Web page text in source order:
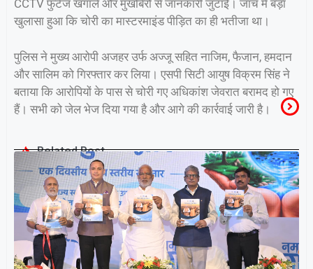
CCTV फुटेज खंगाले और मुखबिरों से जानकारी जुटाई। जांच में बड़ा
खुलासा हुआ कि चोरी का मास्टरमाइंड पीड़ित का ही भतीजा था।
पुलिस ने मुख्य आरोपी अजहर उर्फ अज्जू सहित नाजिम, फैजान, हमदान
और सालिम को गिरफ्तार कर लिया। एसपी सिटी आयुष विक्रम सिंह ने
बताया कि आरोपियों के पास से चोरी गए अधिकांश जेवरात बरामद हो गए
हैं। सभी को जेल भेज दिया गया है और आगे की कार्रवाई जारी है।
Related Post